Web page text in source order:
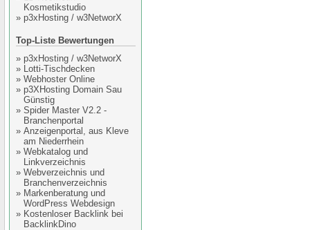
Kosmetikstudio
» p3xHosting / w3NetworX
Top-Liste Bewertungen
» p3xHosting / w3NetworX
» Lotti-Tischdecken
» Webhoster Online
» p3XHosting Domain Sau
Günstig
» Spider Master V2.2 -
Branchenportal
» Anzeigenportal, aus Kleve
am Niederrhein
» Webkatalog und
Linkverzeichnis
» Webverzeichnis und
Branchenverzeichnis
» Markenberatung und
WordPress Webdesign
» Kostenloser Backlink bei
BacklinkDino